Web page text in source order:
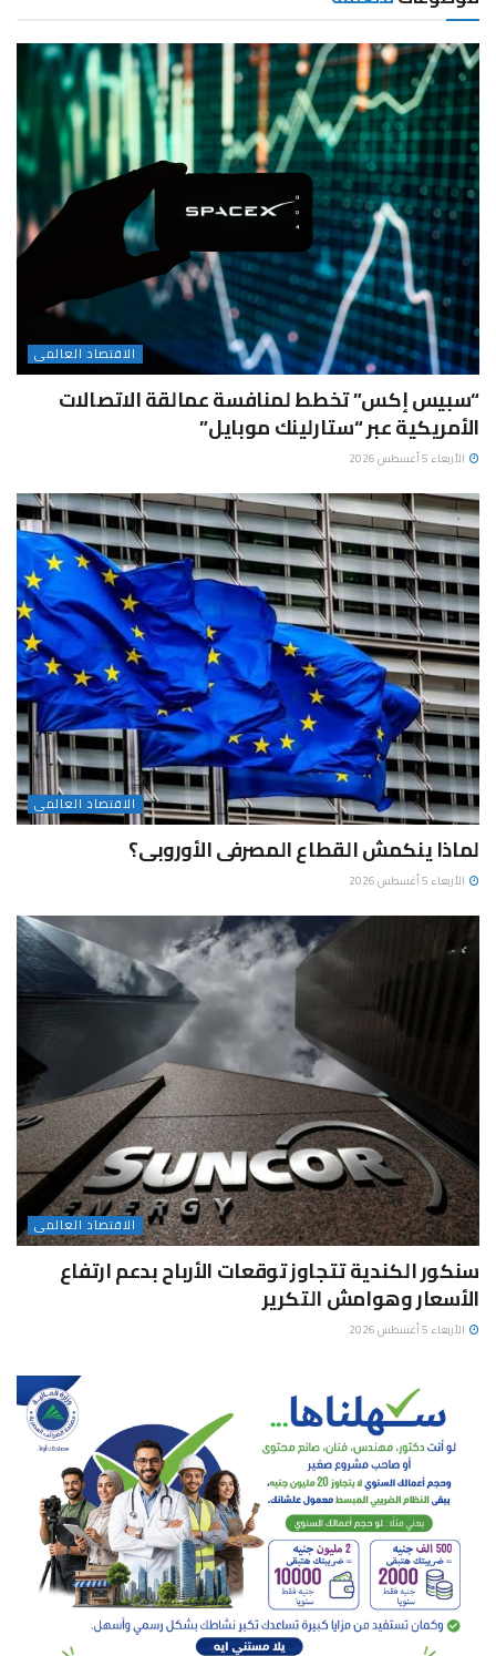
الاقتصاد العالمى
“سبيس إكس” تخطط لمنافسة عمالقة الاتصالات
الأمريكية عبر “ستارلينك موبايل”
الأربعاء 5 أغسطس 2026
الاقتصاد العالمى
لماذا ينكمش القطاع المصرفى الأوروبى؟
الأربعاء 5 أغسطس 2026
الاقتصاد العالمى
سنكور الكندية تتجاوز توقعات الأرباح بدعم ارتفاع
الأسعار وهوامش التكرير
الأربعاء 5 أغسطس 2026